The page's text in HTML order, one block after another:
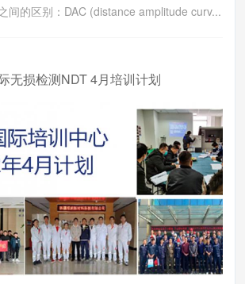
间的区别：DAC (distance amplitude curv...
无损检测NDT 4月培训计划